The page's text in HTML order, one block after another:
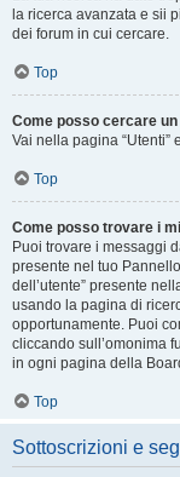
la ricerca avanzata e sii
dei forum in cui cercare.
Top
Come posso cercare
Vai nella pagina “Utenti”
Top
Come posso trovare i
Puoi trovare i messaggi
presente nel tuo
dell’utente” presente
usando la pagina di
opportunamente. Puoi
cliccando sull’omonima
in ogni pagina della
Top
Sottoscrizioni e